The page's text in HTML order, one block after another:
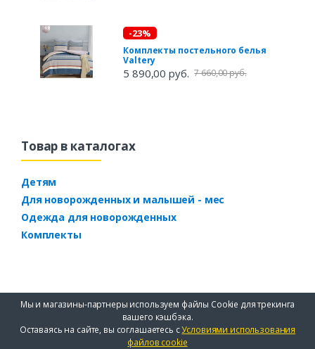
-23%
Комплекты постельного белья
Valtery
5 890,00 руб. 7 660,00 руб.
Товар в каталогах
Детям
Для новорожденных и малышей - мес
Одежда для новорожденных
Комплекты
Мы и магазины-партнеры используем файлы Cookie для трекинга
вашего кэшбэка.
Оставаясь на сайте, вы соглашаетесь сУсловиями использования
файлов cookie